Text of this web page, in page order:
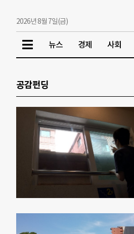
2026년 8월 7일(금)
뉴스 경제 사회
공감펀딩